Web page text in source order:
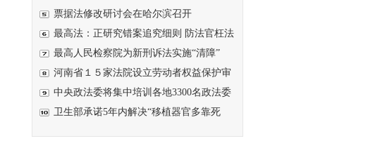
偿案...票据法修改研讨会在哈尔滨召开
最高法：正研究错案追究细则 防法官枉法
裁...最高人民检察院为新刑诉法实施“清障”
河南省１５家法院设立劳动者权益保护审
判庭中央政法委将集中培训各地3300名政法委
书记卫生部承诺5年内解决“移植器官多靠死